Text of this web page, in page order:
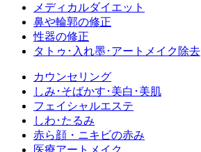
メディカルダイエット
鼻や輪郭の修正
性器の修正
タトゥ･入れ墨･アートメイク除去
カウンセリング
しみ･そばかす･美白･美肌
フェイシャルエステ
しわ･たるみ
赤ら顔・ニキビの赤み